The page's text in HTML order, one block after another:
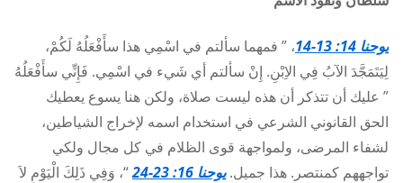
يوحنا 14: 13-14
، ” فمهما سألتم في اسْمِي هذا سأَفْعَلُهُ لَكُمْ،
لِيَتَمَجَّدَ الآبُ فِي الاِبْنِ. إِنْ سألتم أي شَيء في اسْمِي. فَإِنِّي سأَفْعَلُهُ
” عليك أن تتذكر أن هذه ليست صلاة، ولكن هنا يسوع يعطيك
الحق القانوني الشرعي في استخدام اسمه لإخراج الشياطين،
لشفاء المرضى، ولمواجهة قوى الظلام في كل مجال ولكي
تواجههم كمنتصر. هذا جميل.يوحنا 16: 23-24
“، وَفِي ذَلِكَ الْيَوْمِ لاَ